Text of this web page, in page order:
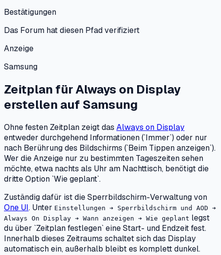
Bestätigungen
Das Forum hat diesen Pfad verifiziert
Anzeige
Samsung
Zeitplan für Always on Display
erstellen auf Samsung
Ohne festen Zeitplan zeigt das Always on Display
entweder durchgehend Informationen (`Immer`) oder nur
nach Berührung des Bildschirms (`Beim Tippen anzeigen`).
Wer die Anzeige nur zu bestimmten Tageszeiten sehen
möchte, etwa nachts als Uhr am Nachttisch, benötigt die
dritte Option `Wie geplant`.
Zuständig dafür ist die Sperrbildschirm-Verwaltung von
One UI. Unter Einstellungen ➔ Sperrbildschirm und AOD ➔
Always On Display ➔ Wann anzeigen ➔ Wie geplant legst
du über `Zeitplan festlegen` eine Start- und Endzeit fest.
Innerhalb dieses Zeitraums schaltet sich das Display
automatisch ein, außerhalb bleibt es komplett dunkel.